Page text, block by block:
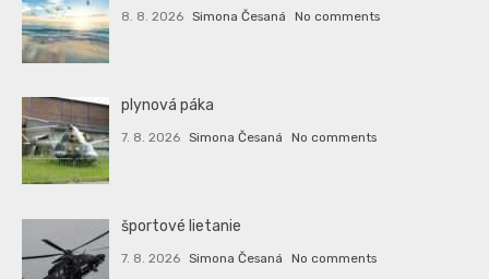
8. 8. 2026 Simona Česaná No comments
plynová páka
7. 8. 2026 Simona Česaná No comments
športové lietanie
7. 8. 2026 Simona Česaná No comments